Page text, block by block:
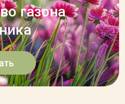
газона